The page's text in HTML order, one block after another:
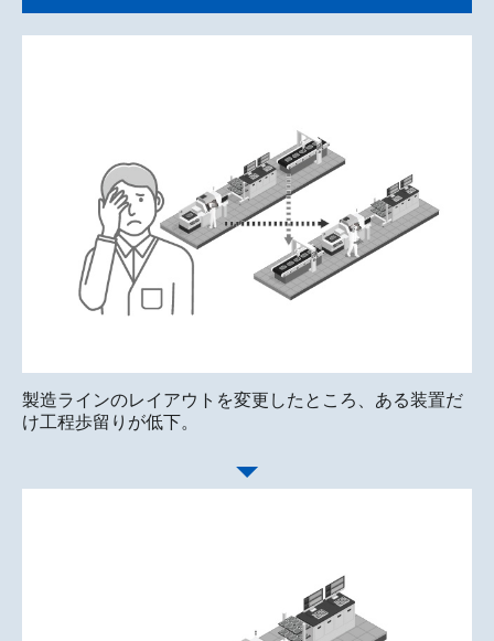
製造ラインのレイアウトを変更したところ、ある装置だ
け工程歩留りが低下。